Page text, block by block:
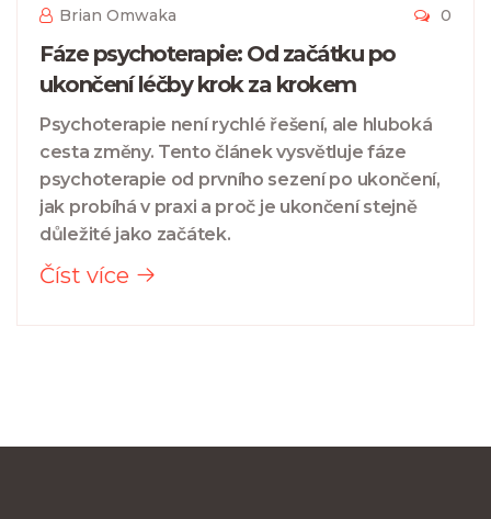
Brian Omwaka 0
Fáze psychoterapie: Od začátku po
ukončení léčby krok za krokem
Psychoterapie není rychlé řešení, ale hluboká
cesta změny. Tento článek vysvětluje fáze
psychoterapie od prvního sezení po ukončení,
jak probíhá v praxi a proč je ukončení stejně
důležité jako začátek.
Číst více